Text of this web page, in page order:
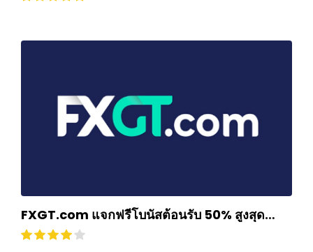
FXGT.com แจกฟรีโบนัสต้อนรับ 50% สูงสุด
$500